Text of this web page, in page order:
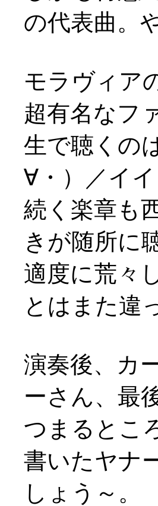
の代表曲。
モラヴィア
超有名なフ
生で聴くの
∀・）／イイ
続く楽章も
きが随所に
適度に荒々
とはまた違
演奏後、カ
ーさん、最
つまるとこ
書いたヤナ
しょう～。